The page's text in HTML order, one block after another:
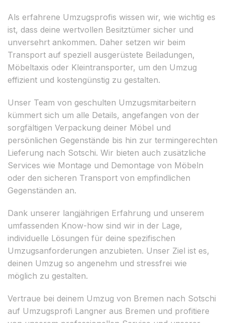
Als erfahrene Umzugsprofis wissen wir, wie wichtig es
ist, dass deine wertvollen Besitztümer sicher und
unversehrt ankommen. Daher setzen wir beim
Transport auf speziell ausgerüstete Beiladungen,
Möbeltaxis oder Kleintransporter, um den Umzug
effizient und kostengünstig zu gestalten.
Unser Team von geschulten Umzugsmitarbeitern
kümmert sich um alle Details, angefangen von der
sorgfältigen Verpackung deiner Möbel und
persönlichen Gegenstände bis hin zur termingerechten
Lieferung nach Sotschi. Wir bieten auch zusätzliche
Services wie Montage und Demontage von Möbeln
oder den sicheren Transport von empfindlichen
Gegenständen an.
Dank unserer langjährigen Erfahrung und unserem
umfassenden Know-how sind wir in der Lage,
individuelle Lösungen für deine spezifischen
Umzugsanforderungen anzubieten. Unser Ziel ist es,
deinen Umzug so angenehm und stressfrei wie
möglich zu gestalten.
Vertraue bei deinem Umzug von Bremen nach Sotschi
auf Umzugsprofi Langner aus Bremen und profitiere